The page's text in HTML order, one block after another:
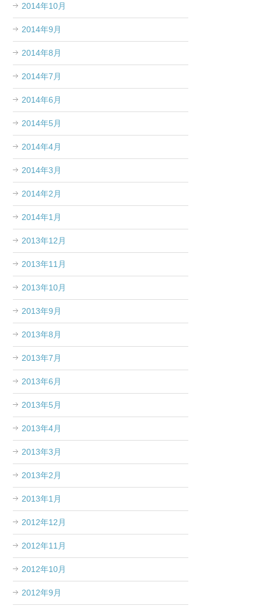
2014年10月
2014年9月
2014年8月
2014年7月
2014年6月
2014年5月
2014年4月
2014年3月
2014年2月
2014年1月
2013年12月
2013年11月
2013年10月
2013年9月
2013年8月
2013年7月
2013年6月
2013年5月
2013年4月
2013年3月
2013年2月
2013年1月
2012年12月
2012年11月
2012年10月
2012年9月